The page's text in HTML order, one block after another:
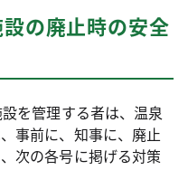
の廃止時の安全
を管理する者は、温泉
事前に、知事に、廃止
次の各号に掲げる対策